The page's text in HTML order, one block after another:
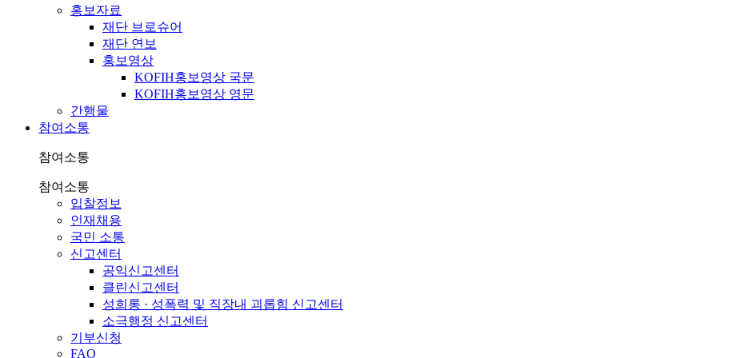
홍보자료
재단 브로슈어
재단 연보
홍보영상
KOFIH홍보영상 국문
KOFIH홍보영상 영문
간행물
참여소통
참여소통
참여소통
입찰정보
인재채용
국민 소통
신고센터
공익신고센터
클린신고센터
성희롱 · 성폭력 및 직장내 괴롭힘 신고센터
소극행정 신고센터
기부신청
FAQ